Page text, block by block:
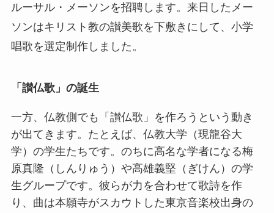
ルーサル・メーソンを招聘します。来日したメー
ソンはキリスト教の讃美歌を下敷きにして、小学
唱歌を選定制作しました。
「讃仏歌」の誕生
一方、仏教側でも「讃仏歌」を作ろうという動き
が出てきます。たとえば、仏教大学（現龍谷大
学）の学生たちです。のちに高名な学者になる梅
原真隆（しんりゅう）や高雄義堅（ぎけん）の学
生グループです。彼らが力を合わせて歌詩を作
り、曲は本願寺がスカウトした東京音楽校出身の